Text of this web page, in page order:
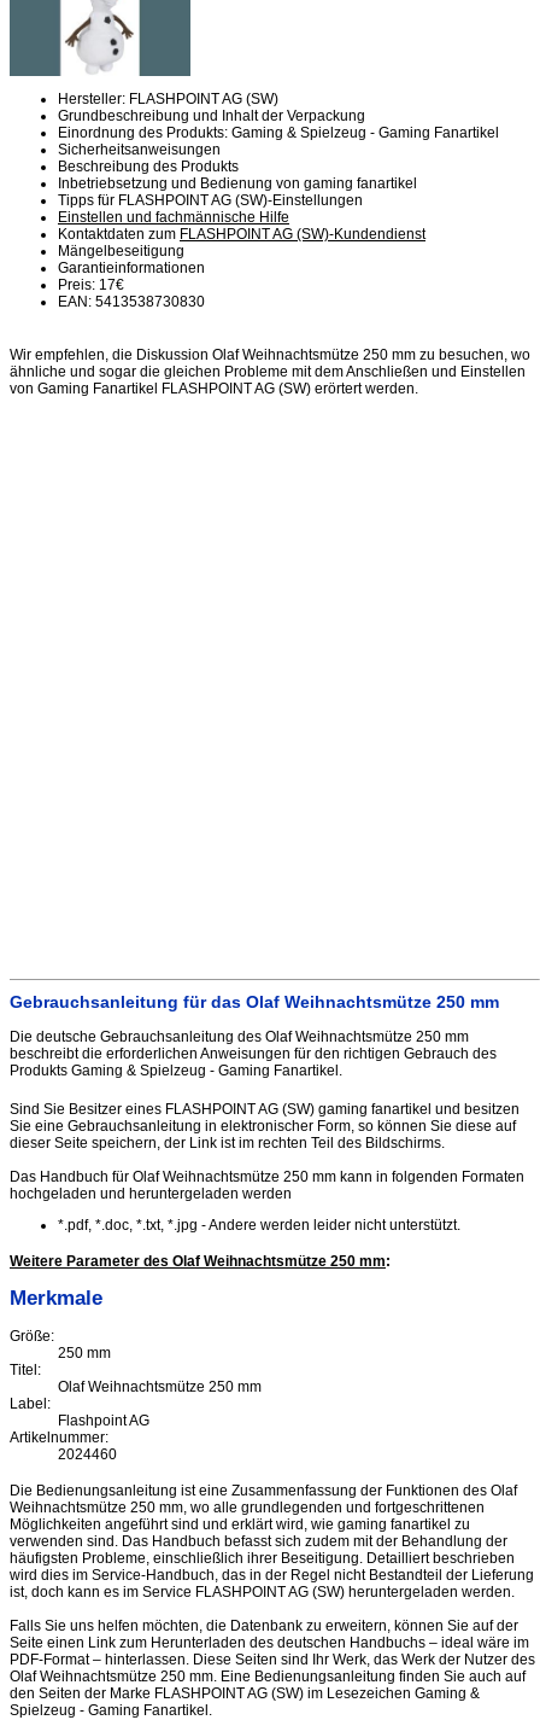
Hersteller: FLASHPOINT AG (SW)
Grundbeschreibung und Inhalt der Verpackung
Einordnung des Produkts: Gaming & Spielzeug - Gaming Fanartikel
Sicherheitsanweisungen
Beschreibung des Produkts
Inbetriebsetzung und Bedienung von gaming fanartikel
Tipps für FLASHPOINT AG (SW)-Einstellungen
Einstellen und fachmännische Hilfe
Kontaktdaten zum FLASHPOINT AG (SW)-Kundendienst
Mängelbeseitigung
Garantieinformationen
Preis: 17€
EAN: 5413538730830
Wir empfehlen, die Diskussion Olaf Weihnachtsmütze 250 mm zu besuchen, wo
ähnliche und sogar die gleichen Probleme mit dem Anschließen und Einstellen
von Gaming Fanartikel FLASHPOINT AG (SW) erörtert werden.
Gebrauchsanleitung für das Olaf Weihnachtsmütze 250 mm
Die deutsche Gebrauchsanleitung des Olaf Weihnachtsmütze 250 mm
beschreibt die erforderlichen Anweisungen für den richtigen Gebrauch des
Produkts Gaming & Spielzeug - Gaming Fanartikel.
Sind Sie Besitzer eines FLASHPOINT AG (SW) gaming fanartikel und besitzen
Sie eine Gebrauchsanleitung in elektronischer Form, so können Sie diese auf
dieser Seite speichern, der Link ist im rechten Teil des Bildschirms.
Das Handbuch für Olaf Weihnachtsmütze 250 mm kann in folgenden Formaten
hochgeladen und heruntergeladen werden
*.pdf, *.doc, *.txt, *.jpg - Andere werden leider nicht unterstützt.
Weitere Parameter des Olaf Weihnachtsmütze 250 mm:
Merkmale
Größe:
250 mm
Titel:
Olaf Weihnachtsmütze 250 mm
Label:
Flashpoint AG
Artikelnummer:
2024460
Die Bedienungsanleitung ist eine Zusammenfassung der Funktionen des Olaf
Weihnachtsmütze 250 mm, wo alle grundlegenden und fortgeschrittenen
Möglichkeiten angeführt sind und erklärt wird, wie gaming fanartikel zu
verwenden sind. Das Handbuch befasst sich zudem mit der Behandlung der
häufigsten Probleme, einschließlich ihrer Beseitigung. Detailliert beschrieben
wird dies im Service-Handbuch, das in der Regel nicht Bestandteil der Lieferung
ist, doch kann es im Service FLASHPOINT AG (SW) heruntergeladen werden.
Falls Sie uns helfen möchten, die Datenbank zu erweitern, können Sie auf der
Seite einen Link zum Herunterladen des deutschen Handbuchs – ideal wäre im
PDF-Format – hinterlassen. Diese Seiten sind Ihr Werk, das Werk der Nutzer des
Olaf Weihnachtsmütze 250 mm. Eine Bedienungsanleitung finden Sie auch auf
den Seiten der Marke FLASHPOINT AG (SW) im Lesezeichen Gaming &
Spielzeug - Gaming Fanartikel.